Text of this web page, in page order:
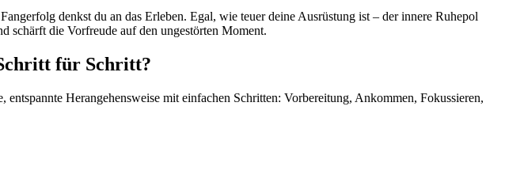
denkst du an das Erleben. Egal, wie teuer deine Ausrüstung ist – der innere Ruhepol
schärft die Vorfreude auf den ungestörten Moment.
für Schritt?
Herangehensweise mit einfachen Schritten: Vorbereitung, Ankommen, Fokussieren,